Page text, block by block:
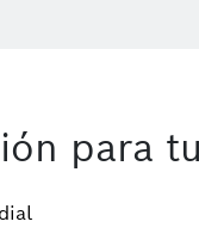
para